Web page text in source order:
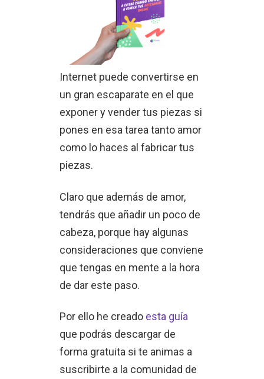
Internet puede convertirse en
un gran escaparate en el que
exponer y vender tus piezas si
pones en esa tarea tanto amor
como lo haces al fabricar tus
piezas.
Claro que además de amor,
tendrás que añadir un poco de
cabeza, porque hay algunas
consideraciones que conviene
que tengas en mente a la hora
de dar este paso.
Por ello he creado esta guía
que podrás descargar de
forma gratuita si te animas a
suscribirte a la comunidad de